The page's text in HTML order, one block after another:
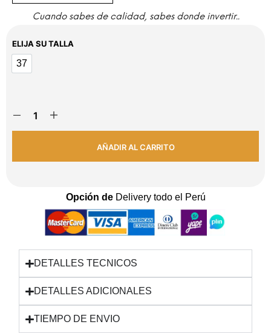
Cuando sabes de calidad, sabes donde invertir..
ELIJA SU TALLA
37
37
AÑADIR AL CARRITO
Opción de Delivery todo el Perú
DETALLES TECNICOS
DETALLES ADICIONALES
TIEMPO DE ENVIO